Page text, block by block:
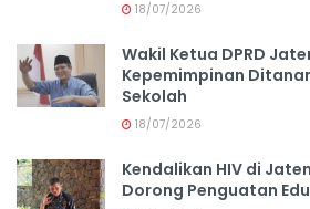
18/07/2026
Wakil Ketua DPRD
Kepemimpinan
Sekolah
18/07/2026
Kendalikan HIV di
Dorong Penguatan